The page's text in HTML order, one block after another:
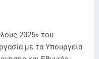
2025» του
με τα Υπουργεία